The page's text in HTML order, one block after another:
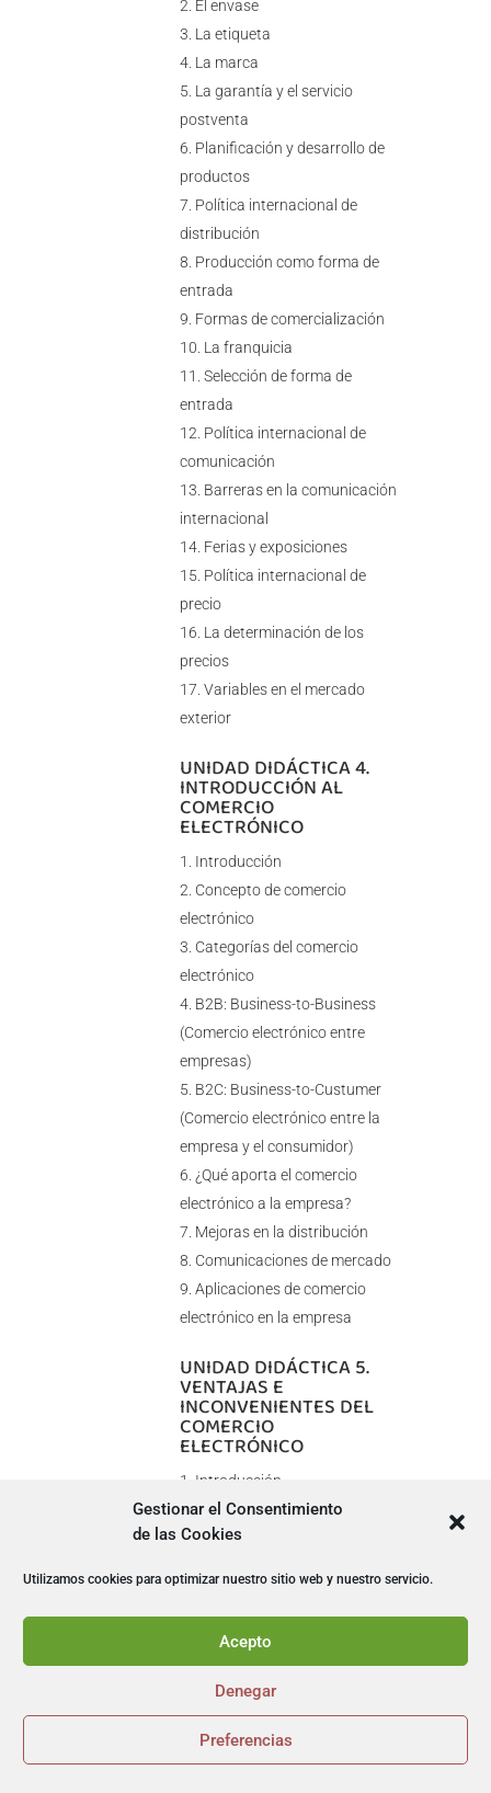
Gestionar el Consentimiento
de las Cookies
Utilizamos cookies para optimizar nuestro sitio web y nuestro servicio.
Acepto
Denegar
Preferencias
El envase
La etiqueta
La marca
La garantía y el servicio
postventa
Planificación y desarrollo de
productos
Política internacional de
distribución
Producción como forma de
entrada
Formas de comercialización
La franquicia
Selección de forma de
entrada
Política internacional de
comunicación
Barreras en la comunicación
internacional
Ferias y exposiciones
Política internacional de
precio
La determinación de los
precios
Variables en el mercado
exterior
UNIDAD DIDÁCTICA 4.
INTRODUCCIÓN AL
COMERCIO
ELECTRÓNICO
Introducción
Concepto de comercio
electrónico
Categorías del comercio
electrónico
B2B: Business-to-Business
(Comercio electrónico entre
empresas)
B2C: Business-to-Custumer
(Comercio electrónico entre la
empresa y el consumidor)
¿Qué aporta el comercio
electrónico a la empresa?
Mejoras en la distribución
Comunicaciones de mercado
Aplicaciones de comercio
electrónico en la empresa
UNIDAD DIDÁCTICA 5.
VENTAJAS E
INCONVENIENTES DEL
COMERCIO
ELECTRÓNICO
Introducción
Ventajas para los clientes
Ventajas para las empresas
UNIDAD DIDÁCTICA 6.
¿CÓMO ESTAR
PRESENTES EN EL
COMERCIO
ELECTRÓNICO?